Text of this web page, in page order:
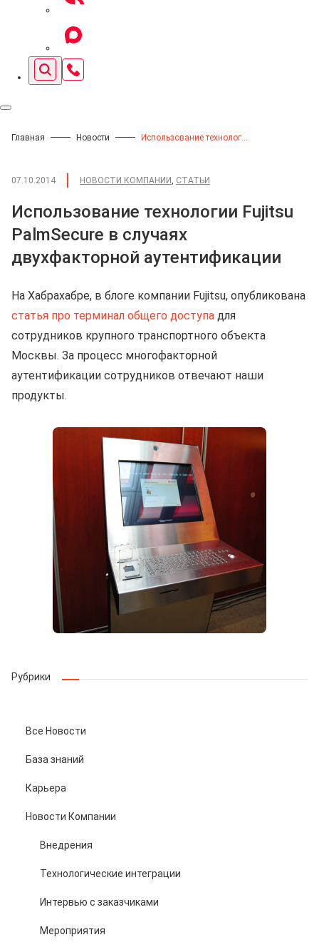
Главная Новости
07.10.2014 НОВОСТИ КОМПАНИИ СТАТЬИ
Использование технологии Fujitsu
PalmSecure в случаях
двухфакторной аутентификации
На Хабрахабре, в блоге компании Fujitsu, опубликована
статья про терминал общего доступа для
сотрудников крупного транспортного объекта
Москвы. За процесс многофакторной
аутентификации сотрудников отвечают наши
продукты.
Рубрики
Все Новости
База знаний
Карьера
Новости Компании
Внедрения
Технологические интеграции
Интервью с заказчиками
Мероприятия